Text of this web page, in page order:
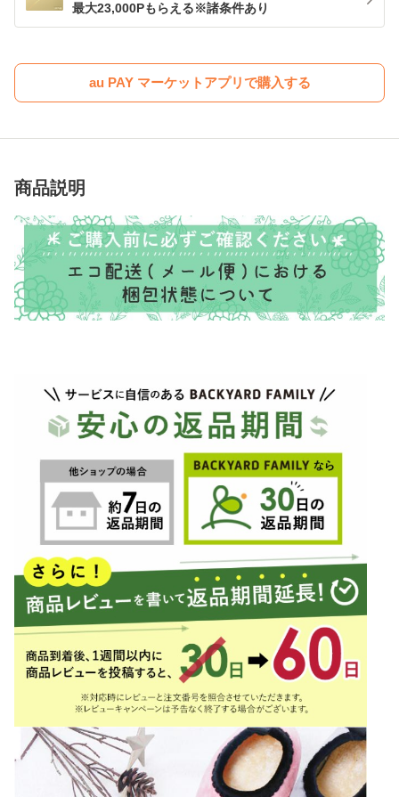
最大23,000Pもらえる※諸条件あり
au PAY マーケットアプリで購入する
商品説明